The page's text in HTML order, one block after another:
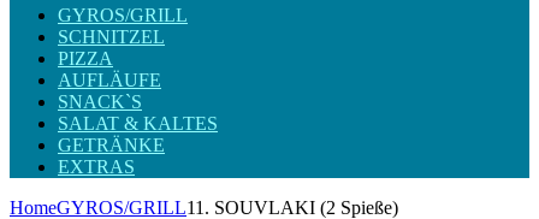
GYROS/GRILL
SCHNITZEL
PIZZA
AUFLÄUFE
SNACK`S
SALAT & KALTES
GETRÄNKE
EXTRAS
HomeGYROS/GRILL11. SOUVLAKI (2 Spieße)